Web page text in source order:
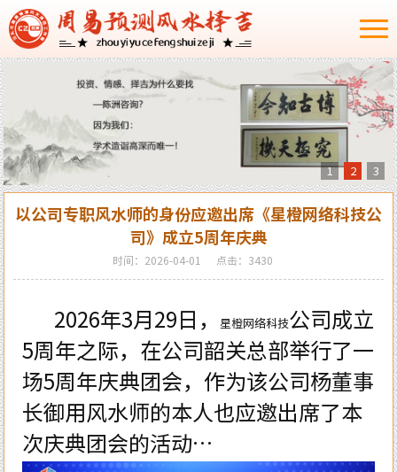
1 2 3
以公司专职风水师的身份应邀出席《星橙网络科技公
司》成立5周年庆典
时间：2026-04-01 点击：3430
2026年3月29日， 星橙网络科技公司成立
5周年之际，在公司韶关总部举行了一
场5周年庆典团会，作为该公司杨董事
长御用风水师的本人也应邀出席了本
次庆典团会的活动…